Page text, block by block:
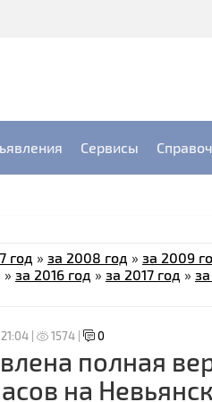
Сервисы
год » за 2008 год » за 2009
» за 2016 год » за 2017 год »
| 1574 | 0
полная
на